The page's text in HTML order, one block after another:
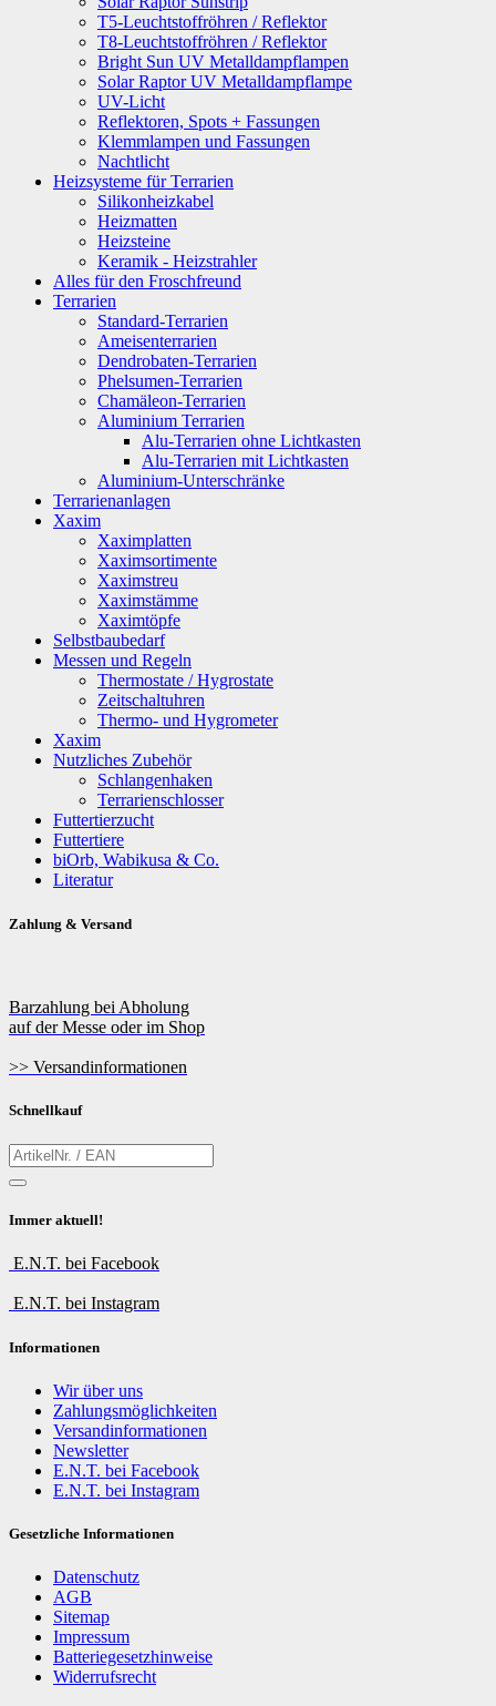
T5-Leuchtstoffröhren / Reflektor
T8-Leuchtstoffröhren / Reflektor
Bright Sun UV Metalldampflampen
Solar Raptor UV Metalldampflampe
UV-Licht
Reflektoren, Spots + Fassungen
Klemmlampen und Fassungen
Nachtlicht
Heizsysteme für Terrarien
Silikonheizkabel
Heizmatten
Heizsteine
Keramik - Heizstrahler
Alles für den Froschfreund
Terrarien
Standard-Terrarien
Ameisenterrarien
Dendrobaten-Terrarien
Phelsumen-Terrarien
Chamäleon-Terrarien
Aluminium Terrarien
Alu-Terrarien ohne Lichtkasten
Alu-Terrarien mit Lichtkasten
Aluminium-Unterschränke
Terrarienanlagen
Xaxim
Xaximplatten
Xaximsortimente
Xaximstreu
Xaximstämme
Xaximtöpfe
Selbstbaubedarf
Messen und Regeln
Thermostate / Hygrostate
Zeitschaltuhren
Thermo- und Hygrometer
Xaxim
Nutzliches Zubehör
Schlangenhaken
Terrarienschlosser
Futtertierzucht
Futtertiere
biOrb, Wabikusa & Co.
Literatur
Zahlung & Versand
Barzahlung bei Abholung
auf der Messe oder im Shop
>> Versandinformationen
Schnellkauf
Immer aktuell!
E.N.T. bei Facebook
E.N.T. bei Instagram
Informationen
Wir über uns
Zahlungsmöglichkeiten
Versandinformationen
Newsletter
E.N.T. bei Facebook
E.N.T. bei Instagram
Gesetzliche Informationen
Datenschutz
AGB
Sitemap
Impressum
Batteriegesetzhinweise
Widerrufsrecht